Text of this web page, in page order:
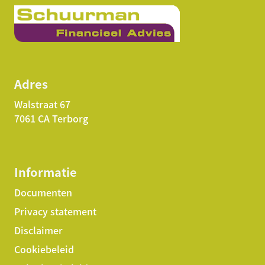
Adres
Walstraat 67
7061 CA Terborg
Informatie
Documenten
Privacy statement
Disclaimer
Cookiebeleid